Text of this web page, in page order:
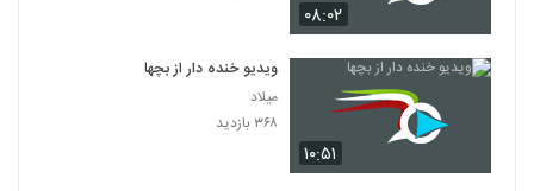
۰۸:۰۲
۱۰:۵۱
ویدیو خنده دار از بچها
میلاد
۳۶۸ بازدید